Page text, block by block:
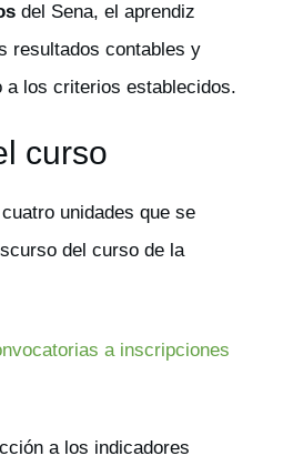
del Sena, el aprendiz
resultados contables y
a los criterios establecidos.
curso
unidades que se
del curso de la
a inscripciones
a los indicadores